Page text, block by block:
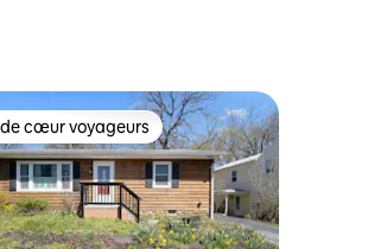
cœur voyageurs
cœur voyageurs